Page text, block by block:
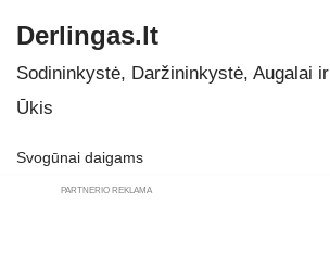
Skip
to
Derlingas.lt
Sodininkystė, Daržininkystė, Augalai ir
Ūkis
Svogūnai daigams
PARTNERIO REKLAMA